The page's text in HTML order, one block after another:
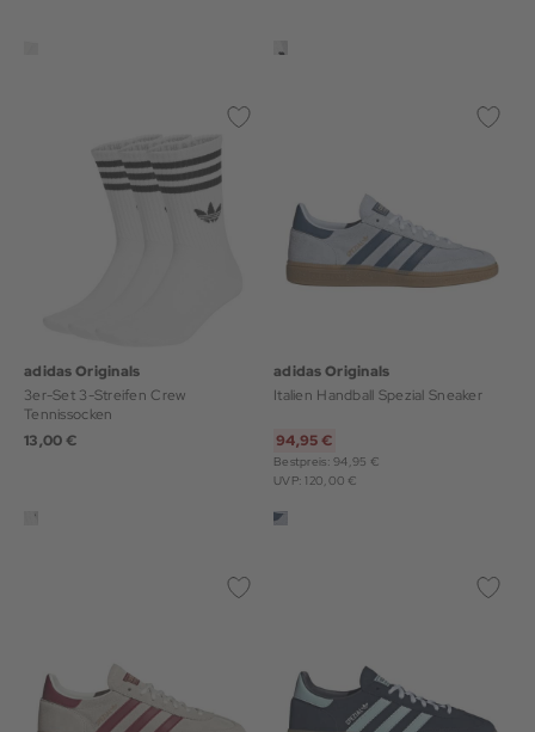
adidas Originals
3er-Set 3-Streifen Crew
Tennissocken
13,00 €
adidas Originals
Italien Handball Spezial Sneaker
94,95 €
Bestpreis: 94,95 €
UVP: 120,00 €